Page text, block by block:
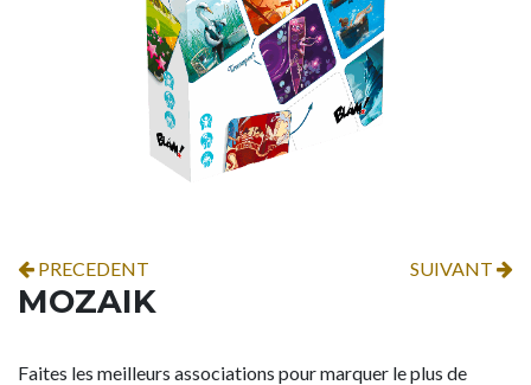
PRECEDENT SUIVANT
MOZAIK
Faites les meilleurs associations pour marquer le plus de